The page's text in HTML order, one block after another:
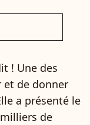
! Une des
et de donner
a présenté le
de